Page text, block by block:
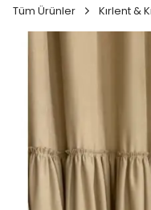
Tüm Ürünler Kırlent &